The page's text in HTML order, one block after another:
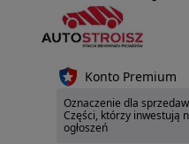
Konto Premium
Oznaczenie dla
Części, którzy inwestują
ogłoszeń